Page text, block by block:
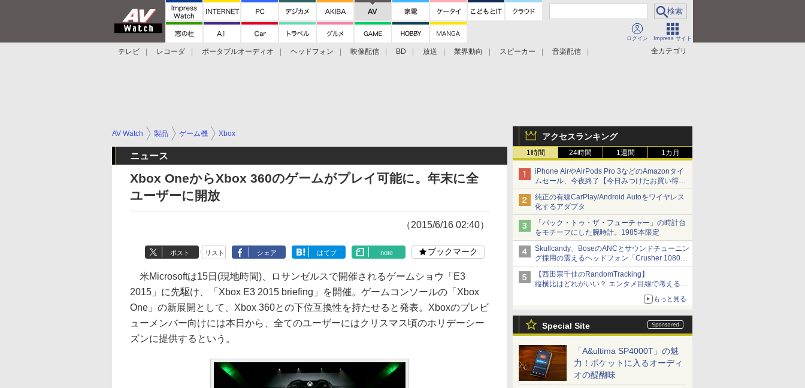
ログイン Impress サイト
全カテゴリ
テレビ レコーダ ポータブルオーディオ ヘッドフォン 映像配信 BD 放送 業界動向 スピーカー
音楽配信
アクセスランキング
1時間 24時間 1週間 1カ月
iPhone AirやAirPods Pro 3などのAmazonタイ
ムセール、今夜終了【今日みつけたお買い得
品】
純正の有線CarPlay/Android Autoをワイヤレス
化するアダプタ
「バック・トゥ・ザ・フューチャー」の時計台
をモチーフにした腕時計。1985本限定
Skullcandy、BoseのANCとサウンドチューニン
グ採用の震えるヘッドフォン「Crusher 1080
ANC」
【西田宗千佳のRandomTracking】
縦横比はどれがいい？ エンタメ目線で考える、
もっと見る
Special Site
「A&ultima SP4000T」の魅
力！ポケットに入るオーディ
オの醍醐味
AV Watch 製品 ゲーム機 Xbox
ニュース
Xbox OneからXbox 360のゲームがプレイ可能に。年末に全
ユーザーに開放
（2015/6/16 02:40）
ポスト リスト シェア はてブ note ブックマーク
米Microsoftは15日(現地時間)、ロサンゼルスで開催されるゲームショウ「E3
2015」に先駆け、「Xbox E3 2015 briefing」を開催。ゲームコンソールの「Xbox
One」の新展開として、Xbox 360との下位互換性を持たせると発表。Xboxのプレビ
ューメンバー向けには本日から、全てのユーザーにはクリスマス頃のホリデーシー
ズンに提供するという。